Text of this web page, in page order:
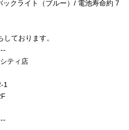
クライト（ブルー）/ 電池寿命約 7
ております。
ティ店
1